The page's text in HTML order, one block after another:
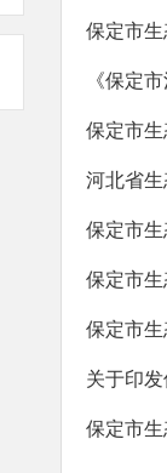
保定市
《保定
保定市
河北省
保定市
保定市
保定市
关于印
保定市